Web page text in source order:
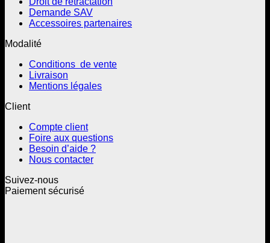
Demande SAV
Accessoires partenaires
Modalité
Conditions de vente
Livraison
Mentions légales
Client
Compte client
Foire aux questions
Besoin d’aide ?
Nous contacter
Suivez-nous
Paiement sécurisé